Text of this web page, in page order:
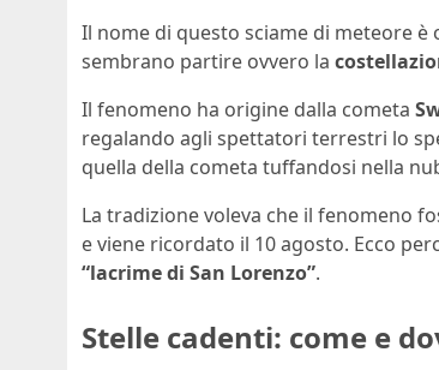
Il nome di questo sciame di meteore
sembrano partire ovvero la
Il fenomeno ha origine dalla cometa
regalando agli spettatori terrestri lo
quella della cometa tuffandosi nella
La tradizione voleva che il fenomeno
e viene ricordato il 10 agosto. Ecco
“lacrime di San Lorenzo”.
Stelle cadenti: come e